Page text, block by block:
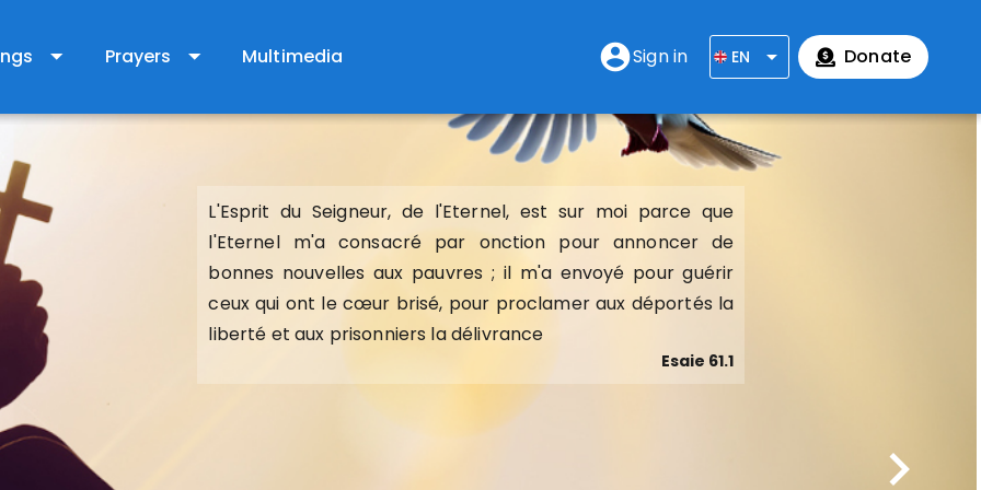
arrow_drop_down Prayers arrow_drop_down Multimedia account_circleSign in EN arrow_drop_down Donate
L'Esprit du Seigneur, de l'Eternel, est sur moi parce que
l'Eternel m'a consacré par onction pour annoncer de
bonnes nouvelles aux pauvres ; il m'a envoyé pour guérir
ceux qui ont le cœur brisé, pour proclamer aux déportés la
liberté et aux prisonniers la délivrance
Esaie 61.1
L'Esprit du Seigneur, de l'Eternel, est sur moi parce que
l'Eternel m'a consacré par onction pour annoncer de
bonnes nouvelles aux pauvres ; il m'a envoyé pour guérir
ceux qui ont le cœur brisé, pour proclamer aux déportés la
liberté et aux prisonniers la délivrance
Esaie 61.1
chevron_right